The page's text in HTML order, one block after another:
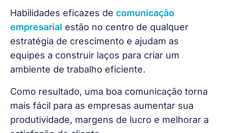
Habilidades eficazes de comunicação
empresarial estão no centro de qualquer
estratégia de crescimento e ajudam as
equipes a construir laços para criar um
ambiente de trabalho eficiente.
Como resultado, uma boa comunicação torna
mais fácil para as empresas aumentar sua
produtividade, margens de lucro e melhorar a